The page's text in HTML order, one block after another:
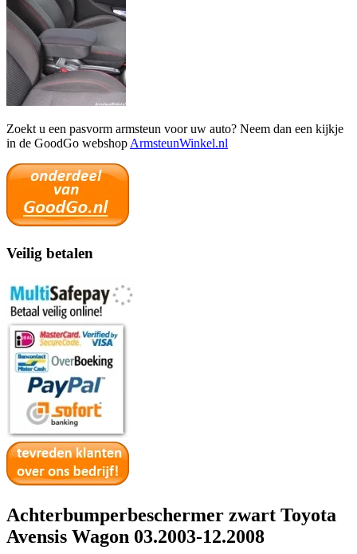
Zoekt u een pasvorm armsteun voor uw auto? Neem dan een kijkje
in de GoodGo webshop ArmsteunWinkel.nl
Veilig betalen
Achterbumperbeschermer zwart Toyota
Avensis Wagon 03.2003-12.2008